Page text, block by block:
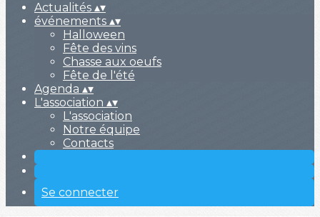
Actualités ▴▾
événements ▴▾
Halloween
Fête des vins
Chasse aux oeufs
Fête de l'été
Agenda ▴▾
L'association ▴▾
L'association
Notre équipe
Contacts
Se connecter